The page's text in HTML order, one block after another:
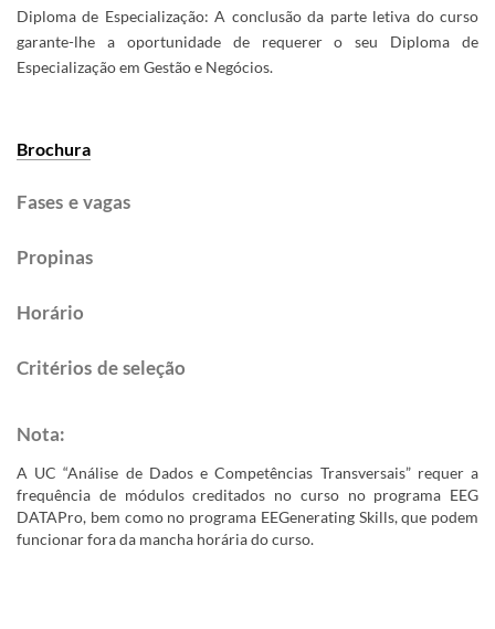
Diploma de Especialização: A conclusão da parte letiva do curso
garante-lhe a oportunidade de requerer o seu Diploma de
Especialização em Gestão e Negócios.
Brochura​
Fases e vagas
Propinas​​
Horário​​
Critérios de s​eleção​​​​​
Nota: ​
A UC “Análise de Dados e Competências Transversais” requer a
frequência de módulos creditados no curso no programa EEG
DATAPro, bem como no programa EEGenerating Skills, que podem
funcionar fora da mancha horária do curso.